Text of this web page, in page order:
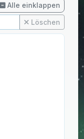
Alle einklappen
Löschen